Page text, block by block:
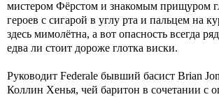
мистером Фёрстом и знакомым прищуром
героев с сигарой в углу рта и пальцем на
здесь мимолётна, а вот опасность всегда
едва ли стоит дороже глотка виски.
Руководит Federale бывший басист Brian
Коллин Хенья, чей баритон в сочетании с